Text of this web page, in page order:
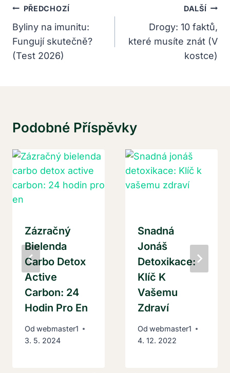
Navigace
Pro
Příspěvek
PŘEDCHOZÍ
Byliny na imunitu:
Fungují skutečně?
(Test 2026)
DALŠÍ
Drogy: 10 faktů,
které musíte znát (V
kostce)
Podobné Příspěvky
Zázračný
Bielenda
Carbo Detox
Active
Carbon: 24
Hodin Pro En
Od webmaster1
3. 5. 2024
Snadná
Jonáš
Detoxikace:
Klíč K
Vašemu
Zdraví
Od webmaster1
4. 12. 2022